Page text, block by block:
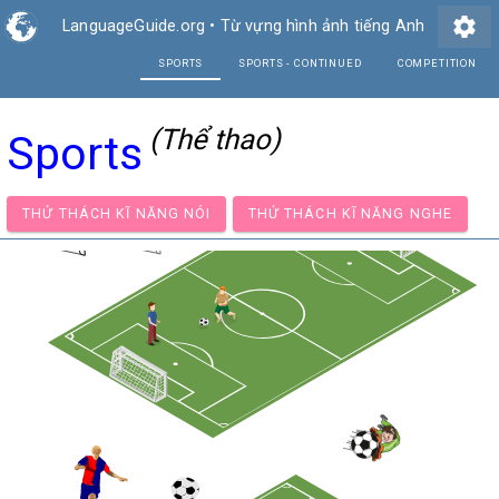
LanguageGuide.org • Từ vựng hình ảnh tiếng Anh settings
Sports (Thể thao)
THỬ THÁCH KĨ NĂNG NÓI THỬ THÁCH KĨ NĂNG